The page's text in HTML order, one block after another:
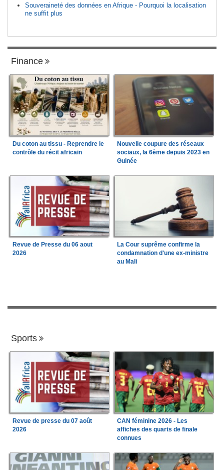
Souveraineté des données en Afrique - Pourquoi la localisation
ne suffit plus
Finance
Du coton au tissu - Reprendre le
contrôle du récit africain
Nouvelle coupure des réseaux
sociaux, la 6ème depuis 2023 en
Guinée
Revue de Presse du 06 aout
2026
La Cour suprême confirme la
condamnation d'une ex-ministre
au Mali
Sports
Revue de presse du 07 août
2026
CAN féminine 2026 - Les
affiches des quarts de finale
connues